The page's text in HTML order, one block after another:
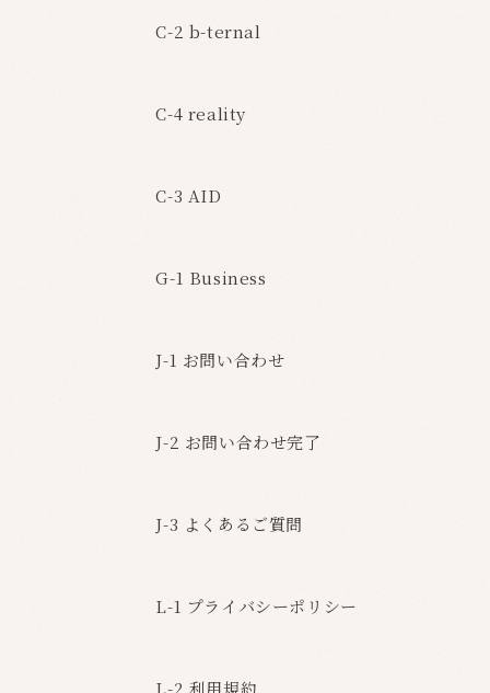
C-2 b-ternal
C-4 reality
C-3 AID
G-1 Business
J-1 お問い合わせ
J-2 お問い合わせ完了
J-3 よくあるご質問
L-1 プライバシーポリシー
L-2 利用規約